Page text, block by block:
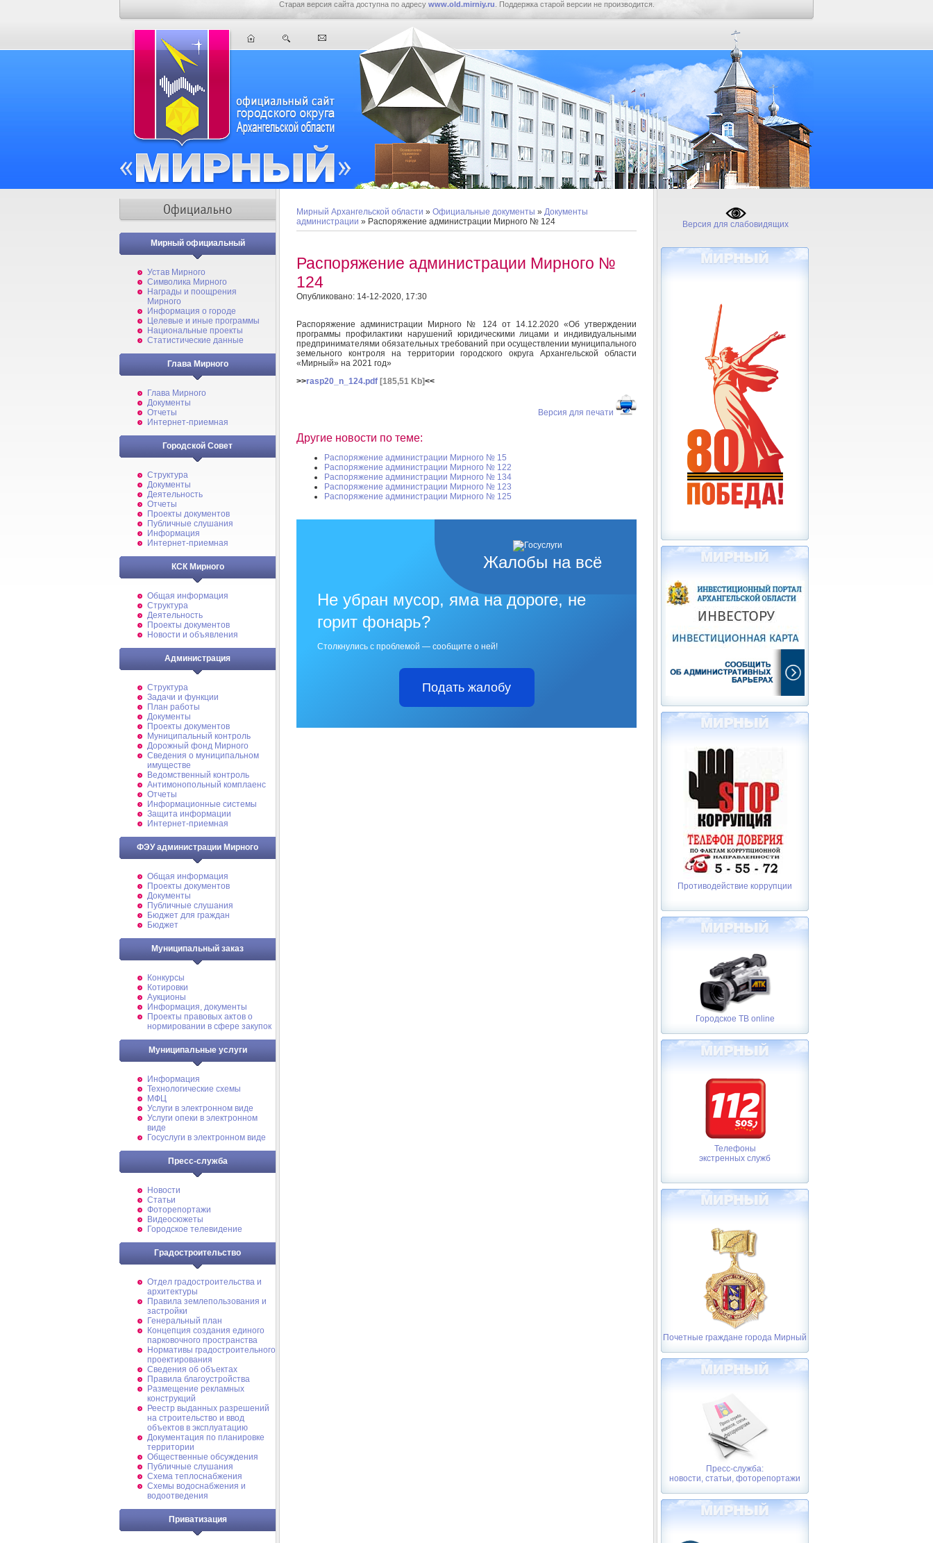
Старая версия сайта доступна по адресу www.old.mirniy.ru . Поддержка старой версии не производится.
Мирный официальный
Устав Мирного
Символика Мирного
Награды и поощрения
Мирного
Информация о городе
Целевые и иные программы
Национальные проекты
Статистические данные
Глава Мирного
Глава Мирного
Документы
Отчеты
Интернет-приемная
Городской Совет
Структура
Документы
Деятельность
Отчеты
Проекты документов
Публичные слушания
Информация
Интернет-приемная
КСК Мирного
Общая информация
Структура
Деятельность
Проекты документов
Новости и объявления
Администрация
Структура
Задачи и функции
План работы
Документы
Проекты документов
Муниципальный контроль
Дорожный фонд Мирного
Cведения о муниципальном
имуществе
Ведомственный контроль
Антимонопольный комплаенс
Отчеты
Информационные системы
Защита информации
Интернет-приемная
ФЭУ администрации Мирного
Общая информация
Проекты документов
Документы
Публичные слушания
Бюджет для граждан
Бюджет
Муниципальный заказ
Конкурсы
Котировки
Аукционы
Информация, документы
Проекты правовых актов о
нормировании в сфере закупок
Муниципальные услуги
Информация
Технологические схемы
МФЦ
Услуги в электронном виде
Услуги опеки в электронном
виде
Госуслуги в электронном виде
Пресс-служба
Новости
Статьи
Фоторепортажи
Видеосюжеты
Городское телевидение
Градостроительство
Отдел градостроительства и
архитектуры
Правила землепользования и
застройки
Генеральный план
Концепция создания единого
парковочного пространства
Нормативы градостроительного
проектирования
Сведения об объектах
Правила благоустройства
Размещение рекламных
конструкций
Реестр выданных разрешений
на строительство и ввод
объектов в эксплуатацию
Документация по планировке
территории
Общественные обсуждения
Публичные слушания
Схема теплоснабжения
Схемы водоснабжения и
водоотведения
Приватизация
Мирный Архангельской области » Официальные документы » Документы
администрации » Распоряжение администрации Мирного № 124
Распоряжение администрации Мирного №
124
Опубликовано: 14-12-2020, 17:30
Распоряжение администрации Мирного № 124 от 14.12.2020 «Об утверждении
программы профилактики нарушений юридическими лицами и индивидуальными
предпринимателями обязательных требований при осуществлении муниципального
земельного контроля на территории городского округа Архангельской области
«Мирный» на 2021 год»
>>rasp20_n_124.pdf [185,51 Kb]<<
Версия для печати
Другие новости по теме:
Распоряжение администрации Мирного № 15
Распоряжение администрации Мирного № 122
Распоряжение администрации Мирного № 134
Распоряжение администрации Мирного № 123
Распоряжение администрации Мирного № 125
Жалобы на всё
Не убран мусор, яма на дороге, не
горит фонарь?
Столкнулись с проблемой — сообщите о ней!
Подать жалобу
Версия для слабовидящих
Противодействие коррупции
Городское ТВ online
Телефоны
экстренных служб
Почетные граждане города Мирный
Пресс-служба:
новости, статьи, фоторепортажи